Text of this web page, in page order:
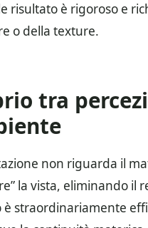
risultato è rigoroso e
o della texture.
tra
non riguarda il
la vista, eliminando
è straordinariamente